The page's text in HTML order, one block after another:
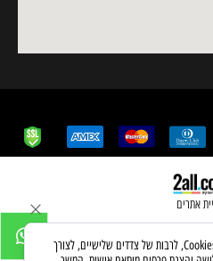
אתרים
לידיעתך, באתרנו נעשה שימוש בקבצי Cookies, לרבות של צדדים שלישיים, לצורך